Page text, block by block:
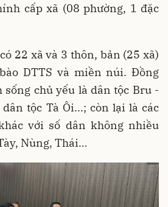
cấp xã (08 phường, 1 đặc
22 xã và 3 thôn, bản (25 xã)
DTTS và miền núi. Đồng
sống chủ yếu là dân tộc Bru -
tộc Tà Ôi...; còn lại là các
với số dân không nhiều
Nùng, Thái…